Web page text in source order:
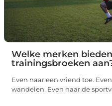
Welke merken
trainingsbroeken
Even naar een vriend toe.
wandelen. Even naar de